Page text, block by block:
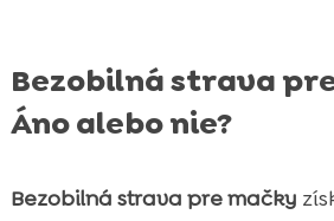
Bezobilná strava
Áno alebo nie?
Bezobilná strava pre mačky